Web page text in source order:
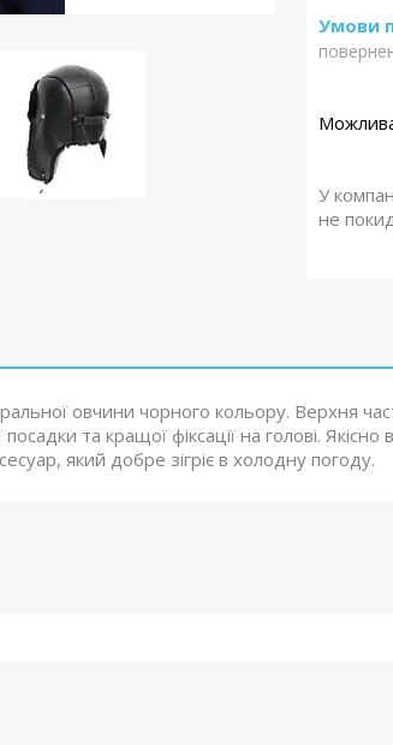
У
не
овчини чорного кольору. Верхня
та кращої фіксації на голові. Якісно
який добре зігріє в холодну погоду.